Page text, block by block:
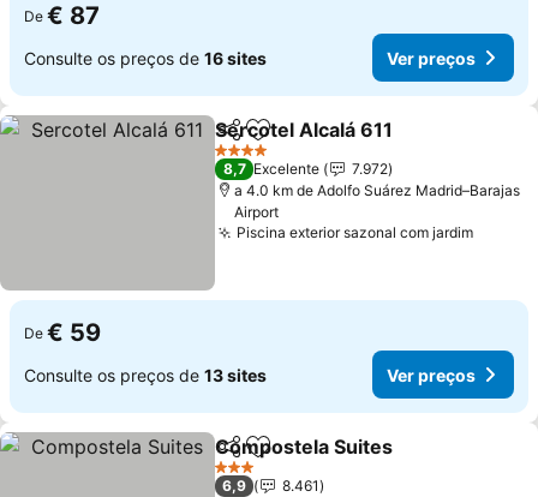
De € 87
Consulte os preços de 16 sites Ver preços
PartilharAdicionar aos favoritos
Sercotel Alcalá 611
4 Estrelas
8,7 Excelente
7.972
a 4.0 km de Adolfo Suárez Madrid–Barajas
Airport
Piscina exterior sazonal com jardimVer
De € 59
Consulte os preços de 13 sites Ver preços
PartilharAdicionar aos favoritos
Compostela Suites
3 Estrelas
6,9
8.461